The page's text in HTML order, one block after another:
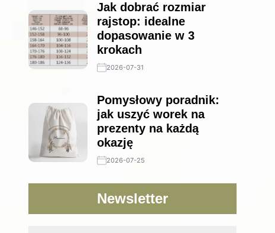
Jak dobrać rozmiar
rajstop: idealne
dopasowanie w 3
krokach
2026-07-31
Pomysłowy poradnik:
jak uszyć worek na
prezenty na każdą
okazję
2026-07-25
Newsletter